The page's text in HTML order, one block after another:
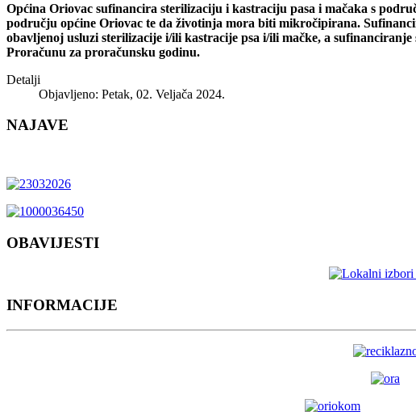
Općina Oriovac sufinancira sterilizaciju i kastraciju pasa i mačaka s
području općine Oriovac te da životinja mora biti mikročipirana.
obavljenoj usluzi sterilizacije i/ili kastracije psa i/ili mačke, a
Proračunu za proračunsku godinu.
Detalji
Objavljeno: Petak, 02. Veljača 2024.
NAJAVE
OBAVIJESTI
INFORMACIJE